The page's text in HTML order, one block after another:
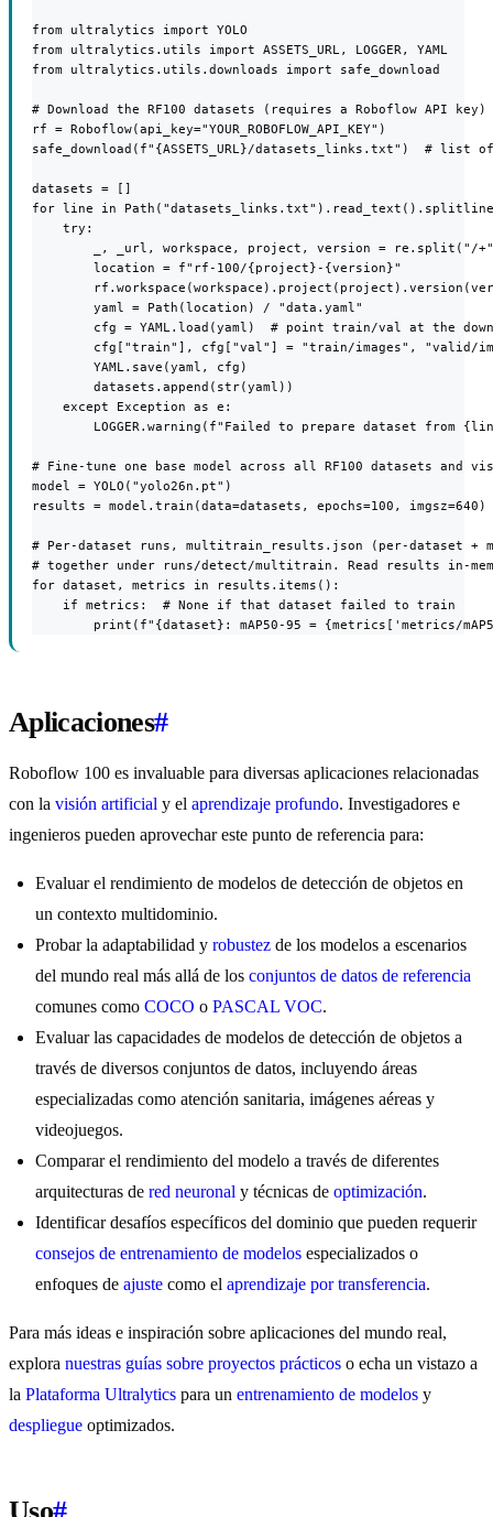
from ultralytics import YOLO
from ultralytics.utils import ASSETS_URL, LOGGER, YAML
from ultralytics.utils.downloads import safe_download
# Download the RF100 datasets (requires a Roboflow API key)
rf = Roboflow(api_key="YOUR_ROBOFLOW_API_KEY")
safe_download(f"{ASSETS_URL}/datasets_links.txt")  # list
datasets = []
for line in
    try:
_, _url, workspace, project, version = re.split("/
        location = f"rf-100/{project}-{version}"
        yaml = Path(location) / "data.yaml"
cfg = YAML.load(yaml)  # point train/val at the
cfg["train"], cfg["val"] = "train/images", "valid/
        YAML.save(yaml, cfg)
        datasets.append(str(yaml))
    except Exception as e:
LOGGER.warning(f"Failed to prepare dataset from
# Fine-tune one base model across all RF100 datasets and
model = YOLO("yolo26n.pt")
results = model.train(data=datasets, epochs=100,
# Per-dataset runs, multitrain_results.json (per-dataset +
# together under runs/detect/multitrain. Read results in-
for dataset, metrics in results.items():
    if metrics:  # None if that dataset failed to train
print(f"{dataset}: mAP50-95 = {metrics['metrics/
Aplicaciones#
Roboflow 100 es invaluable para diversas aplicaciones relacionadas
con la visión artificial y el aprendizaje profundo. Investigadores e
ingenieros pueden aprovechar este punto de referencia para:
Evaluar el rendimiento de modelos de detección de objetos en
un contexto multidominio.
Probar la adaptabilidad y robustez de los modelos a escenarios
del mundo real más allá de los conjuntos de datos de referencia
comunes como COCO o PASCAL VOC.
Evaluar las capacidades de modelos de detección de objetos a
través de diversos conjuntos de datos, incluyendo áreas
especializadas como atención sanitaria, imágenes aéreas y
videojuegos.
Comparar el rendimiento del modelo a través de diferentes
arquitecturas de red neuronal y técnicas de optimización.
Identificar desafíos específicos del dominio que pueden requerir
consejos de entrenamiento de modelos especializados o
enfoques de ajuste como el aprendizaje por transferencia.
Para más ideas e inspiración sobre aplicaciones del mundo real,
explora nuestras guías sobre proyectos prácticos o echa un vistazo a
la Plataforma Ultralytics para un entrenamiento de modelos y
despliegue optimizados.